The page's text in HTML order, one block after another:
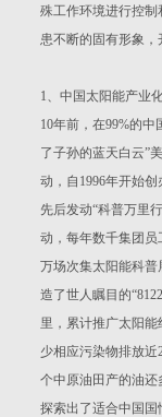
殊工作环境进行控
患不断的固有形象，
1、中国太阳能产业
10年前，在99%的
了子孙的蓝天白云”
动，自1996年开始
先后发动“科普万里
动，每年数千集团
万场次集太阳能科普
造了世人瞩目的
里，累计推广太阳能
少相应污染物排放近
个中原油田产的油还
探索出了适合中国